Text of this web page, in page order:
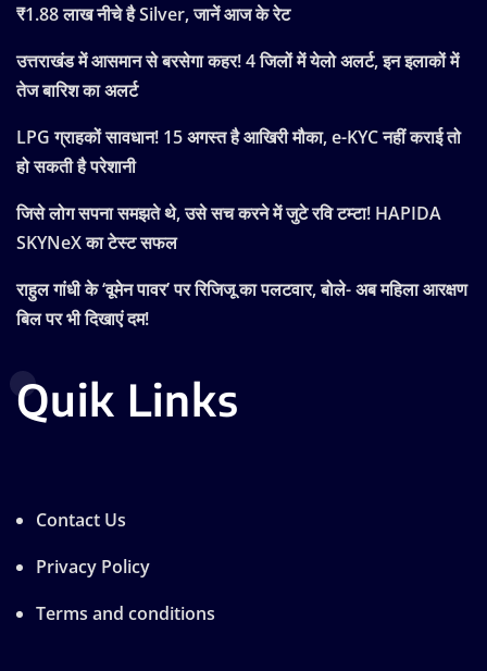
₹1.88 लाख नीचे है Silver, जानें आज के रेट
उत्तराखंड में आसमान से बरसेगा कहर! 4 जिलों में येलो अलर्ट, इन इलाकों में
तेज बारिश का अलर्ट
LPG ग्राहकों सावधान! 15 अगस्त है आखिरी मौका, e-KYC नहीं कराई तो
हो सकती है परेशानी
जिसे लोग सपना समझते थे, उसे सच करने में जुटे रवि टम्टा! HAPIDA
SKYNeX का टेस्ट सफल
राहुल गांधी के ‘वूमेन पावर’ पर रिजिजू का पलटवार, बोले- अब महिला आरक्षण
बिल पर भी दिखाएं दम!
Quik Links
Contact Us
Privacy Policy
Terms and conditions